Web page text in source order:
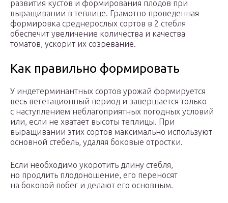
развития кустов и формирования плодов при
выращивании в теплице. Грамотно проведенная
формировка среднерослых сортов в 2 стебля
обеспечит увеличение количества и качества
томатов, ускорит их созревание.
Как правильно формировать
У индетерминантных сортов урожай формируется
весь вегетационный период и завершается только
с наступлением неблагоприятных погодных условий
или, если не хватает высоты теплицы. При
выращивании этих сортов максимально используют
основной стебель, удаляя боковые отростки.
Если необходимо укоротить длину стебля,
но продлить плодоношение, его переносят
на боковой побег и делают его основным.